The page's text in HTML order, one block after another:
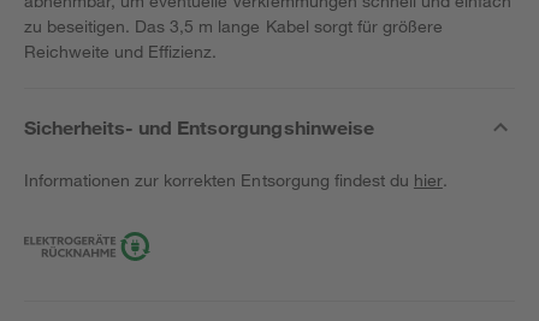
zu beseitigen. Das 3,5 m lange Kabel sorgt für größere
Reichweite und Effizienz.
Sicherheits- und Entsorgungshinweise
Informationen zur korrekten Entsorgung findest du hier.